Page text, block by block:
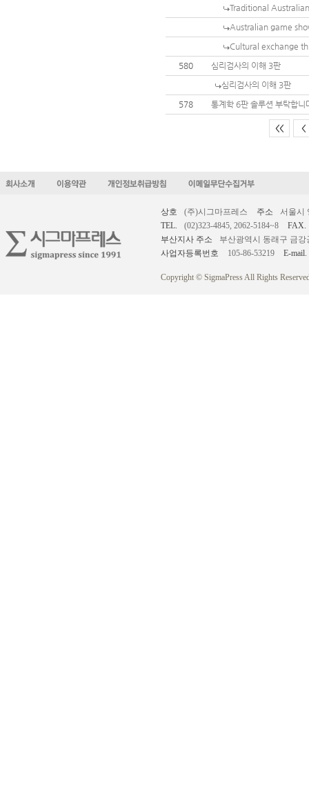
Traditional
Australian game
Cultural exchange
580
심리검사의 이해 3판
심리검사의 이해 3판
578
통계학 6판 솔루션 부탁합니
<< <
상호 (주)시그마프레스 주소
서울시
TEL.
(02)323-4845, 2062-5184~8
FAX.
부산지사 주소
부산광역시 동래구 금강
사업자등록번호
105-86-53219 E-mail.
Copyright © SigmaPress All Rights